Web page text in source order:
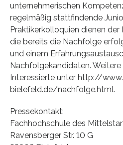
unternehmerischen
regelmäßig stattfindende
Praktikerkolloquien dienen der
die bereits die Nachfolge
und einem
Nachfolgekandidaten.
Interessierte unter http://
bielefeld.de/nachfolge.html.
Pressekontakt:
Fachhochschule des
Ravensberger Str. 10 G